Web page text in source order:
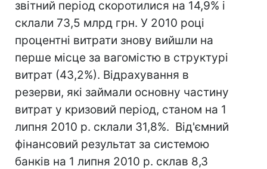
звітний період скоротилися на 14,9% і
склали 73,5 млрд грн. У 2010 році
процентні витрати знову вийшли на
перше місце за вагомістю в структурі
витрат (43,2%). Відрахування в
резерви, які займали основну частину
витрат у кризовий період, станом на 1
липня 2010 р. склали 31,8%. Від'ємний
фінансовий результат за системою
банків на 1 липня 2010 р. склав 8,3